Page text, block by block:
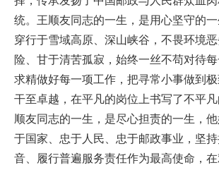
统。王顺友同志的一生，是用心坚守的
穿行于雪域高原、深山峡谷，不畏环境
险、甘于清苦孤寂，始终一丝不苟对待
求精做好每一项工作，把寻常小事做到
干至卓越，在平凡的岗位上书写了不平
顺友同志的一生，是尽心担责的一生，
于国家、忠于人民、忠于邮政事业，坚
音、履行普遍服务责任作为最高使命，